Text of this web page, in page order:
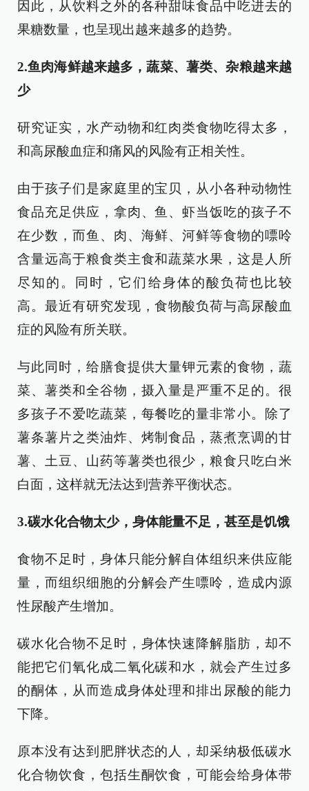
因此，从饮料之外的各种甜味食品中吃进去的
果糖数量，也呈现出越来越多的趋势。
2.鱼肉海鲜越来越多，蔬菜、薯类、杂粮越来越
少
研究证实，水产动物和红肉类食物吃得太多，
和高尿酸血症和痛风的风险有正相关性。
由于孩子们是家庭里的宝贝，从小各种动物性
食品充足供应，拿肉、鱼、虾当饭吃的孩子不
在少数，而鱼、肉、海鲜、河鲜等食物的嘌呤
含量远高于粮食类主食和蔬菜水果，这是人所
尽知的。同时，它们给身体的酸负荷也比较
高。最近有研究发现，食物酸负荷与高尿酸血
症的风险有所关联。
与此同时，给膳食提供大量钾元素的食物，蔬
菜、薯类和全谷物，摄入量是严重不足的。很
多孩子不爱吃蔬菜，每餐吃的量非常小。除了
薯条薯片之类油炸、烤制食品，蒸煮烹调的甘
薯、土豆、山药等薯类也很少，粮食只吃白米
白面，这样就无法达到营养平衡状态。
3.碳水化合物太少，身体能量不足，甚至是饥饿
食物不足时，身体只能分解自体组织来供应能
量，而组织细胞的分解会产生嘌呤，造成内源
性尿酸产生增加。
碳水化合物不足时，身体快速降解脂肪，却不
能把它们氧化成二氧化碳和水，就会产生过多
的酮体，从而造成身体处理和排出尿酸的能力
下降。
原本没有达到肥胖状态的人，却采纳极低碳水
化合物饮食，包括生酮饮食，可能会给身体带